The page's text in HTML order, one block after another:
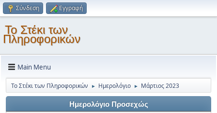
Σύνδεση Εγγραφή
Το Στέκι των
Πληροφορικών
Main Menu
Το Στέκι των Πληροφορικών ► Ημερολόγιο ► Μάρτιος 2023
Ημερολόγιο Προσεχώς